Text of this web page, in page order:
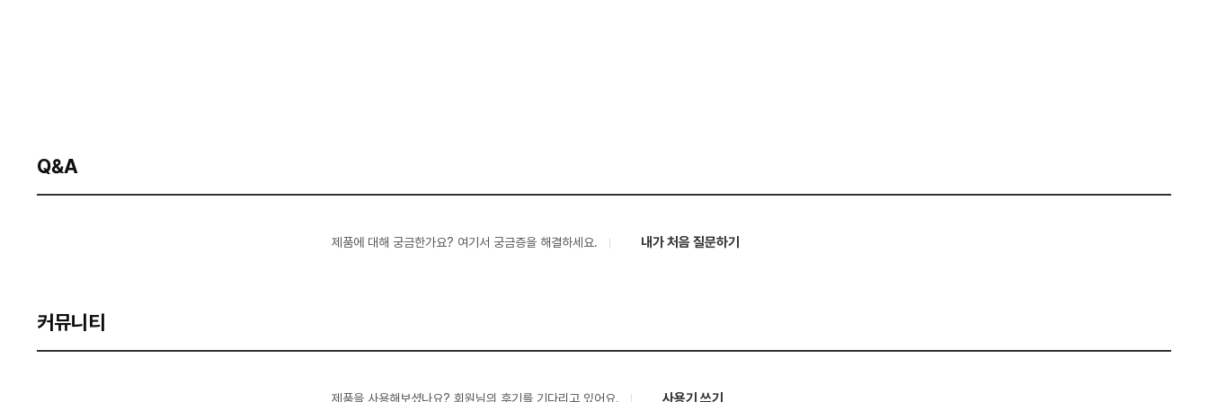
Q&A
제품에 대해 궁금한가요? 여기서 궁금증을 해결하세요. 내가 처음 질문하기
커뮤니티
제품을 사용해보셨나요? 회원님의 후기를 기다리고 있어요. 사용기 쓰기